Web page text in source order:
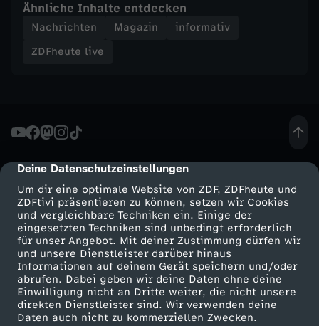
cmp-dialog-description
Deine Datenschutzeinstellungen
Um dir eine optimale Website von ZDF, ZDFheute und
ZDFtivi präsentieren zu können, setzen wir Cookies
und vergleichbare Techniken ein. Einige der
eingesetzten Techniken sind unbedingt erforderlich
für unser Angebot. Mit deiner Zustimmung dürfen wir
und unsere Dienstleister darüber hinaus
Informationen auf deinem Gerät speichern und/oder
abrufen. Dabei geben wir deine Daten ohne deine
Einwilligung nicht an Dritte weiter, die nicht unsere
direkten Dienstleister sind. Wir verwenden deine
Daten auch nicht zu kommerziellen Zwecken.
Ähnliche Inhalte entdecken
Nachrichten Magazin
informativ
ZDFheute live
Mehr ZDF
ZDF-Apps
Smart TV
ZDFtext
Service
ZDFmitreden
Kontakt zum ZDF
Tickets